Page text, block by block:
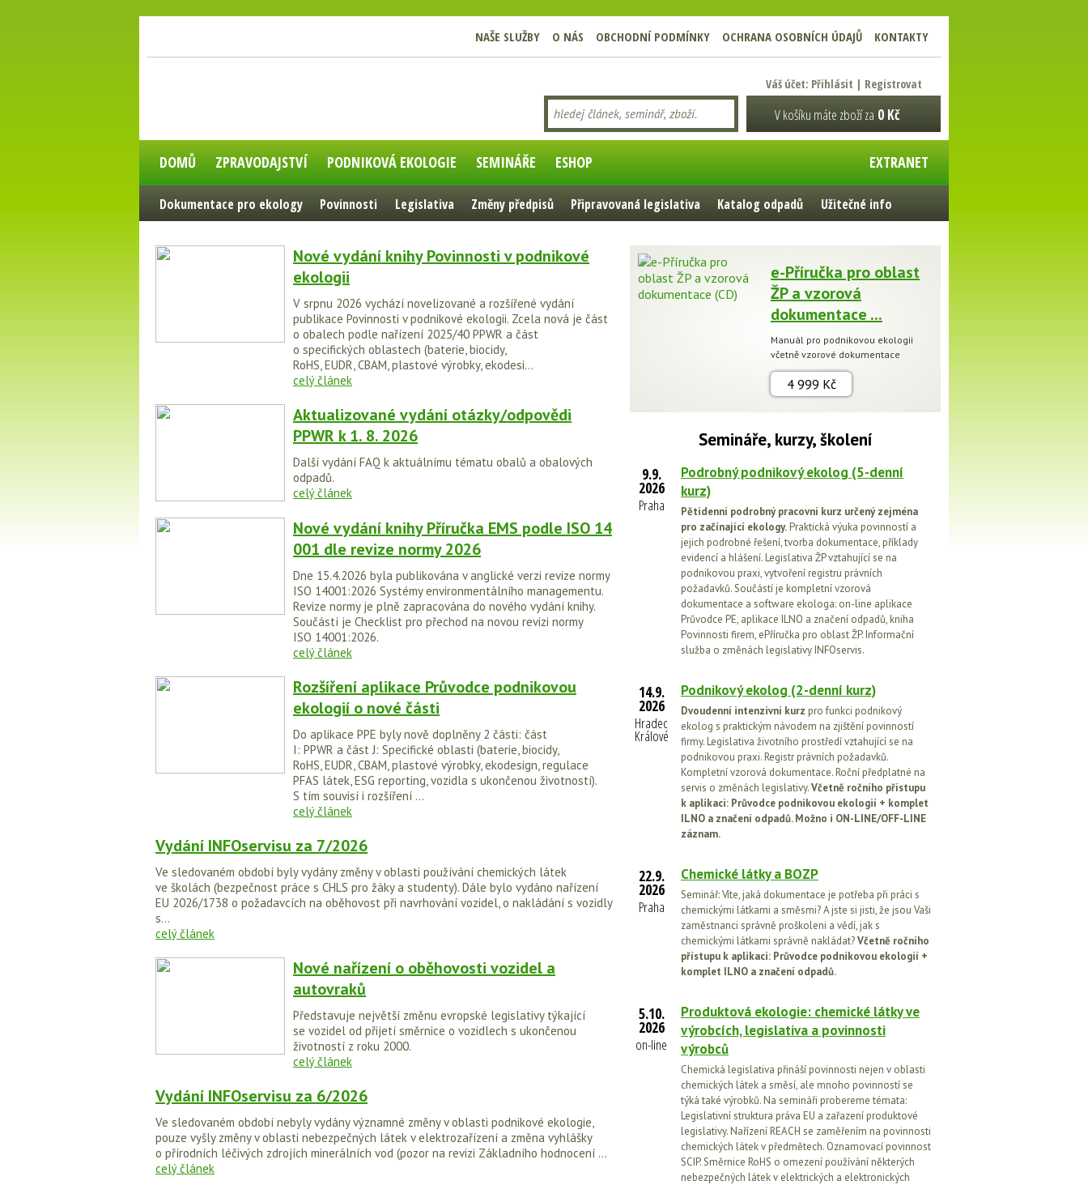
NAŠE SLUŽBY O NÁS OBCHODNÍ PODMÍNKY OCHRANA OSOBNÍCH ÚDAJŮ KONTAKTY
Váš účet: Přihlásit | Registrovat
V košíku máte zboží za 0 Kč
DOMŮ ZPRAVODAJSTVÍ PODNIKOVÁ EKOLOGIE SEMINÁŘE ESHOP EXTRANET
Dokumentace pro ekology Povinnosti Legislativa Změny předpisů Připravovaná legislativa Katalog odpadů Užitečné info
Nové vydání knihy Povinnosti v podnikové
ekologii
V srpnu 2026 vychází novelizované a rozšířené vydání
publikace Povinnosti v podnikové ekologii. Zcela nová je část
o obalech podle nařízení 2025/40 PPWR a část
o specifických oblastech (baterie, biocidy,
RoHS, EUDR, CBAM, plastové výrobky, ekodesi...
celý článek
Aktualizované vydání otázky/odpovědi
PPWR k 1. 8. 2026
Další vydání FAQ k aktuálnímu tématu obalů a obalových
odpadů.
celý článek
Nové vydání knihy Příručka EMS podle ISO 14
001 dle revize normy 2026
Dne 15.4.2026 byla publikována v anglické verzi revize normy
ISO 14001:2026 Systémy environmentálního managementu.
Revize normy je plně zapracována do nového vydání knihy.
Součástí je Checklist pro přechod na novou revizi normy
ISO 14001:2026.
celý článek
Rozšíření aplikace Průvodce podnikovou
ekologií o nové části
Do aplikace PPE byly nově doplněny 2 části: část
I: PPWR a část J: Specifické oblasti (baterie, biocidy,
RoHS, EUDR, CBAM, plastové výrobky, ekodesign, regulace
PFAS látek, ESG reporting, vozidla s ukončenou životností).
S tím souvisí i rozšíření ...
celý článek
Vydání INFOservisu za 7/2026
Ve sledovaném období byly vydány změny v oblasti používání chemických látek
ve školách (bezpečnost práce s CHLS pro žáky a studenty). Dále bylo vydáno nařízení
EU 2026/1738 o požadavcích na oběhovost při navrhování vozidel, o nakládání s vozidly
s...
celý článek
Nové nařízení o oběhovosti vozidel a
autovraků
Představuje největší změnu evropské legislativy týkající
se vozidel od přijetí směrnice o vozidlech s ukončenou
životností z roku 2000.
celý článek
Vydání INFOservisu za 6/2026
Ve sledovaném období nebyly vydány významné změny v oblasti podnikové ekologie,
pouze vyšly změny v oblasti nebezpečných látek v elektrozařízení a změna vyhlášky
o přírodních léčivých zdrojích minerálních vod (pozor na revizi Základního hodnocení ...
celý článek
e-Příručka pro oblast
ŽP a vzorová
dokumentace ...
Manuál pro podnikovou ekologii
včetně vzorové dokumentace
4 999 Kč
Semináře, kurzy, školení
9.9.
2026
Praha
Podrobný podnikový ekolog (5-denní
kurz)
Pětidenní podrobný pracovní kurz určený zejména
pro začínající ekology. Praktická výuka povinností a
jejich podrobné řešení, tvorba dokumentace, příklady
evidencí a hlášení. Legislativa ŽP vztahující se na
podnikovou praxi, vytvoření registru právních
požadavků. Součástí je kompletní vzorová
dokumentace a software ekologa: on-line aplikace
Průvodce PE, aplikace ILNO a značení odpadů, kniha
Povinnosti firem, ePříručka pro oblast ŽP. Informační
služba o změnách legislativy INFOservis.
14.9.
2026
Hradec
Králové
Podnikový ekolog (2-denní kurz)
Dvoudenní intenzivní kurz pro funkci podnikový
ekolog s praktickým návodem na zjištění povinností
firmy. Legislativa životního prostředí vztahující se na
podnikovou praxi. Registr právních požadavků.
Kompletní vzorová dokumentace. Roční předplatné na
servis o změnách legislativy.Včetně ročního přístupu
k aplikaci: Průvodce podnikovou ekologií + komplet
ILNO a značení odpadů. Možno i ON-LINE/OFF-LINE
záznam.
22.9.
2026
Praha
Chemické látky a BOZP
Seminář: Víte, jaká dokumentace je potřeba při práci s
chemickými látkami a směsmi? A jste si jisti, že jsou Vaši
zaměstnanci správně proškoleni a vědí, jak s
chemickými látkami správně nakládat?Včetně ročního
přístupu k aplikaci: Průvodce podnikovou ekologií +
komplet ILNO a značení odpadů.
5.10.
2026
on-line
Produktová ekologie: chemické látky ve
výrobcích, legislativa a povinnosti
výrobců
Chemická legislativa přináší povinnosti nejen v oblasti
chemických látek a směsí, ale mnoho povinností se
týká také výrobků. Na semináři probereme témata:
Legislativní struktura práva EU a zařazení produktové
legislativy. Nařízení REACH se zaměřením na povinnosti
chemických látek v předmětech. Oznamovací povinnost
SCIP. Směrnice RoHS o omezení používání některých
nebezpečných látek v elektrických a elektronických